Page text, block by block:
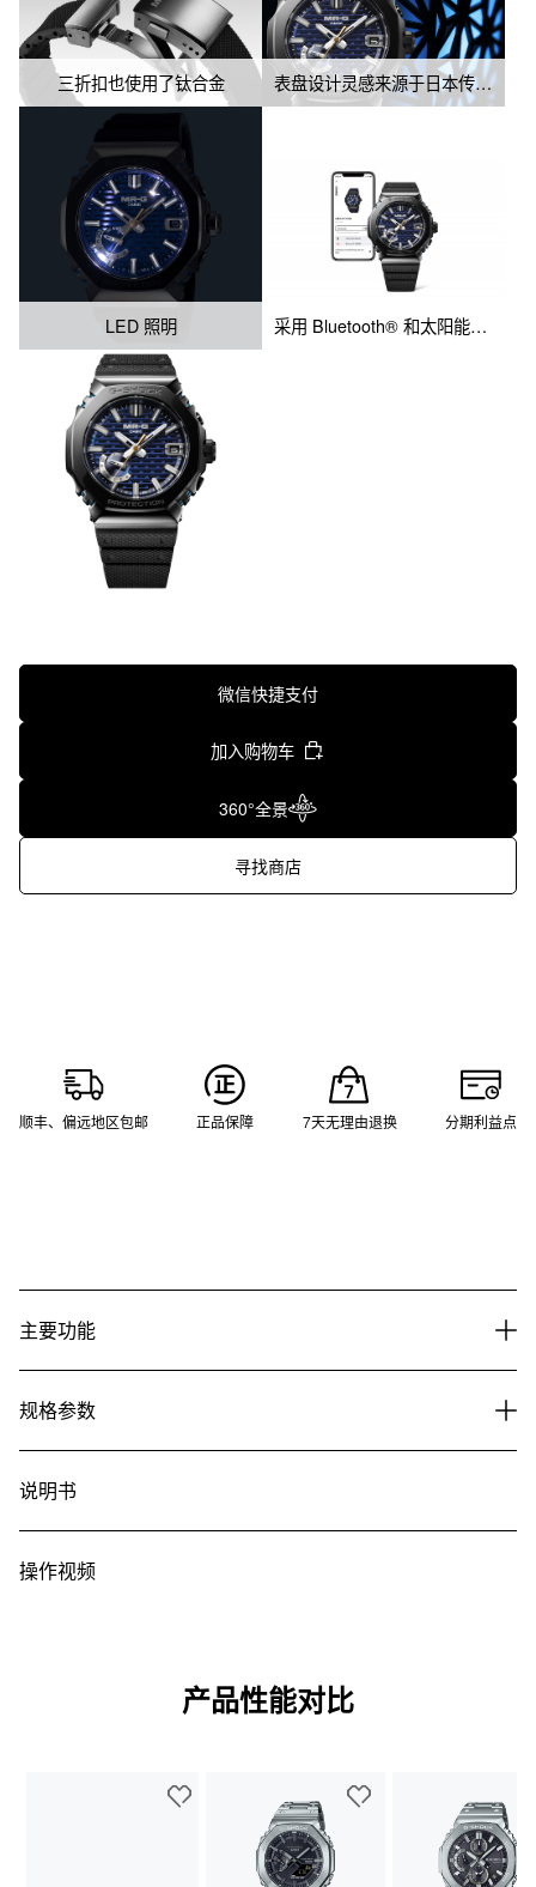
三折扣也使用了钛合金 表盘设计灵感来源于日本传统建筑技术“木组”
LED 照明 采用 Bluetooth® 和太阳能动力，可提高准确性和可靠性
微信快捷支付
加入购物车
360°全景
寻找商店
顺丰、偏远地区包邮 正品保障 7天无理由退换 分期利益点
主要功能
规格参数
说明书
操作视频
产品性能对比